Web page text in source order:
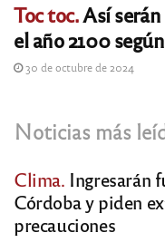
Toc toc.Así serán
el año 2100
30 de octubre de 2024
Noticias más
Clima. Ingresarán
Córdoba y piden
precauciones